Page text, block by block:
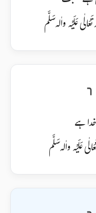
عَلَیْہ واٰلہ سَلَّم
ہے
عَلَیْہ واٰلہ سَلَّم